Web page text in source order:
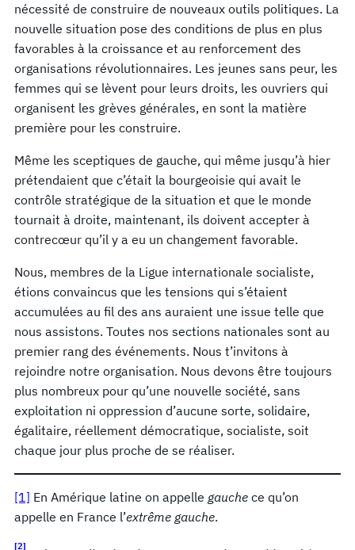
nécessité de construire de nouveaux outils politiques. La
nouvelle situation pose des conditions de plus en plus
favorables à la croissance et au renforcement des
organisations révolutionnaires. Les jeunes sans peur, les
femmes qui se lèvent pour leurs droits, les ouvriers qui
organisent les grèves générales, en sont la matière
première pour les construire.
Même les sceptiques de gauche, qui même jusqu’à hier
prétendaient que c’était la bourgeoisie qui avait le
contrôle stratégique de la situation et que le monde
tournait à droite, maintenant, ils doivent accepter à
contrecœur qu’il y a eu un changement favorable.
Nous, membres de la Ligue internationale socialiste,
étions convaincus que les tensions qui s’étaient
accumulées au fil des ans auraient une issue telle que
nous assistons. Toutes nos sections nationales sont au
premier rang des événements. Nous t’invitons à
rejoindre notre organisation. Nous devons être toujours
plus nombreux pour qu’une nouvelle société, sans
exploitation ni oppression d’aucune sorte, solidaire,
égalitaire, réellement démocratique, socialiste, soit
chaque jour plus proche de se réaliser.
[1] En Amérique latine on appelle gauche ce qu’on
appelle en France l’extrême gauche.
[2]